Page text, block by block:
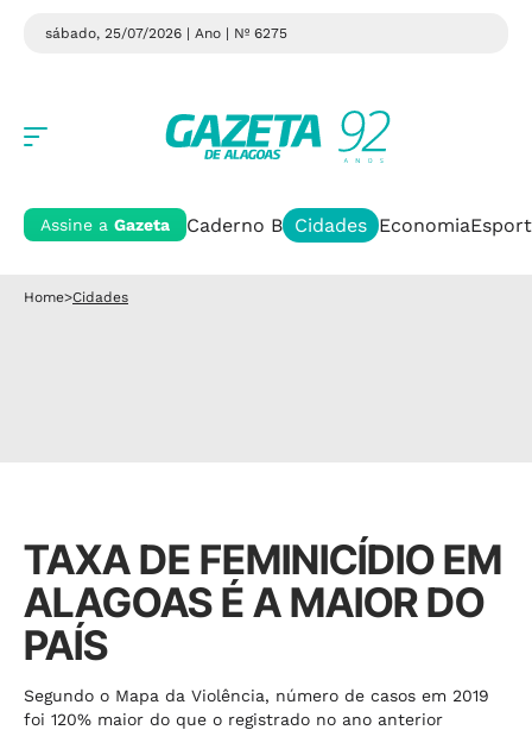
sábado, 25/07/2026 | Ano | Nº 6275
Assine a Gazeta Caderno B Cidades Economia
Home>Cidades
TAXA DE FEMINICÍDIO EM
ALAGOAS É A MAIOR DO
PAÍS
Segundo o Mapa da Violência, número de casos em 2019
foi 120% maior do que o registrado no ano anterior